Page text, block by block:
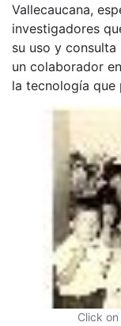
Vallecaucana,
investigadores
su uso y consulta
un colaborador
la tecnología que
Click